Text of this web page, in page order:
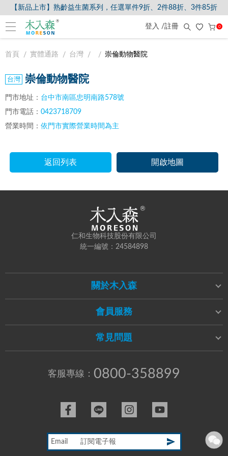
【新品上市】熟齡益生菌系列，任選單件9折、2件88折、3件85折
登入 /註冊 0
首頁 實體通路 台灣 崇倫動物醫院
崇倫動物醫院
門市地址： 台中市南區忠明南路578號
門市電話： 0423718709
營業時間： 依門市實際營業時間為主
返回列表 開啟地圖
仁和生物科技股份有限公司
統一編號：24584898
關於木入森
會員服務
常見問題
客服專線： 0800-358899
Email